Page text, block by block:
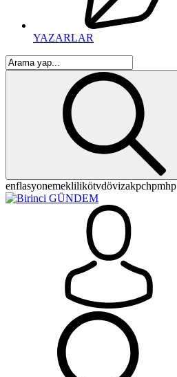
YAZARLAR
enflasyonemeklilikötvdövizakpchpmhp